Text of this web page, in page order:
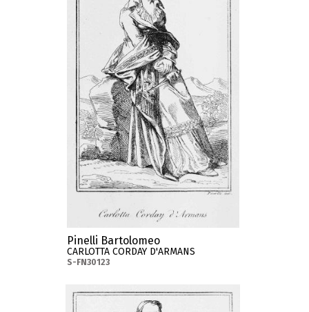
Pinelli Bartolomeo
CARLOTTA CORDAY D'ARMANS
S-FN30123